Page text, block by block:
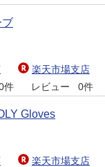
ブ
楽天市場支店
件 レビュー 0件
Gloves
楽天市場支店